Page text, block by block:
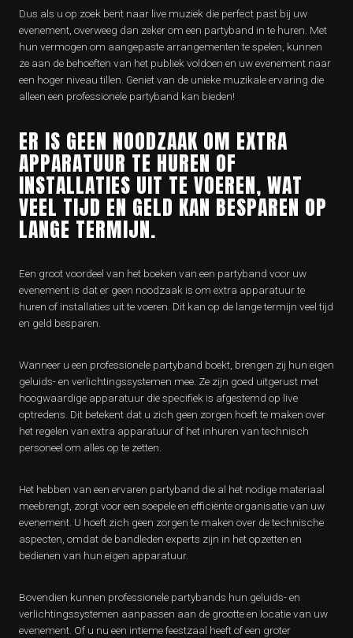
Dus als u op zoek bent naar live muziek die perfect past bij uw
evenement, overweeg dan zeker om een partyband in te huren. Met
hun vermogen om aangepaste arrangementen te spelen, kunnen
ze aan de behoeften van het publiek voldoen en uw evenement naar
een hoger niveau tillen. Geniet van de unieke muzikale ervaring die
alleen een professionele partyband kan bieden!
ER IS GEEN NOODZAAK OM EXTRA
APPARATUUR TE HUREN OF
INSTALLATIES UIT TE VOEREN, WAT
VEEL TIJD EN GELD KAN BESPAREN OP
LANGE TERMIJN.
Een groot voordeel van het boeken van een partyband voor uw
evenement is dat er geen noodzaak is om extra apparatuur te
huren of installaties uit te voeren. Dit kan op de lange termijn veel tijd
en geld besparen.
Wanneer u een professionele partyband boekt, brengen zij hun eigen
geluids- en verlichtingssystemen mee. Ze zijn goed uitgerust met
hoogwaardige apparatuur die specifiek is afgestemd op live
optredens. Dit betekent dat u zich geen zorgen hoeft te maken over
het regelen van extra apparatuur of het inhuren van technisch
personeel om alles op te zetten.
Het hebben van een ervaren partyband die al het nodige materiaal
meebrengt, zorgt voor een soepele en efficiënte organisatie van uw
evenement. U hoeft zich geen zorgen te maken over de technische
aspecten, omdat de bandleden experts zijn in het opzetten en
bedienen van hun eigen apparatuur.
Bovendien kunnen professionele partybands hun geluids- en
verlichtingssystemen aanpassen aan de grootte en locatie van uw
evenement. Of u nu een intieme feestzaal heeft of een groter